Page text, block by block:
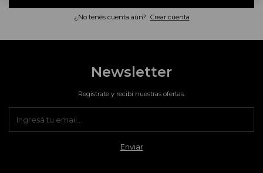
¿No tenés cuenta aún? Crear cuenta
Newsletter
Registrate y recibí nuestras ofertas.